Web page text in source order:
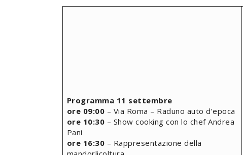
Programma 11 settembre
ore 09:00 – Via Roma – Raduno auto d’epoca
ore 10:30 – Show cooking con lo chef Andrea
Pani
ore 16:30 – Rappresentazione della